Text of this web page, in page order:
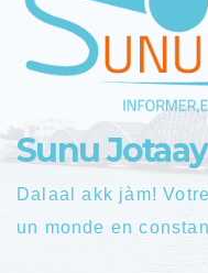
Sunu Jotaay
Dalaal akk jàm!
un monde en